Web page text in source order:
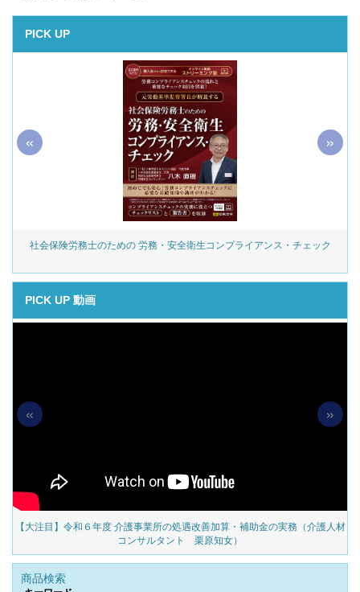
PICK UP
社会保険労務士のための 労務・安全衛生コンプライアンス・チェック
« »
PICK UP 動画
【大注目】令和６年度 介護事業所の処遇改善加算・補助金の実務（介護人材
コンサルタント 栗原知女）
« »
商品検索